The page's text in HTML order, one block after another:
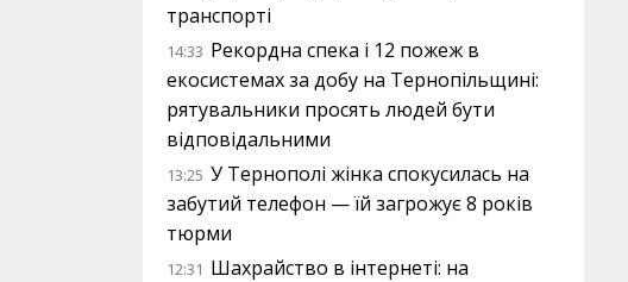
транспорті
14:33 Рекордна спека і 12 пожеж в
екосистемах за добу на Тернопільщині:
рятувальники просять людей бути
відповідальними
13:25 У Тернополі жінка спокусилась на
забутий телефон — їй загрожує 8 років
тюрми
12:31 Шахрайство в інтернеті: на